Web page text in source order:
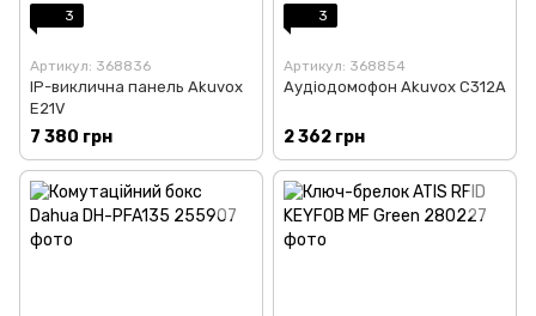
3
Артикул: 368836
IP-виклична панель Akuvox
E21V
7 380 грн
3
Артикул: 368854
Аудіодомофон Akuvox C312A
2 362 грн